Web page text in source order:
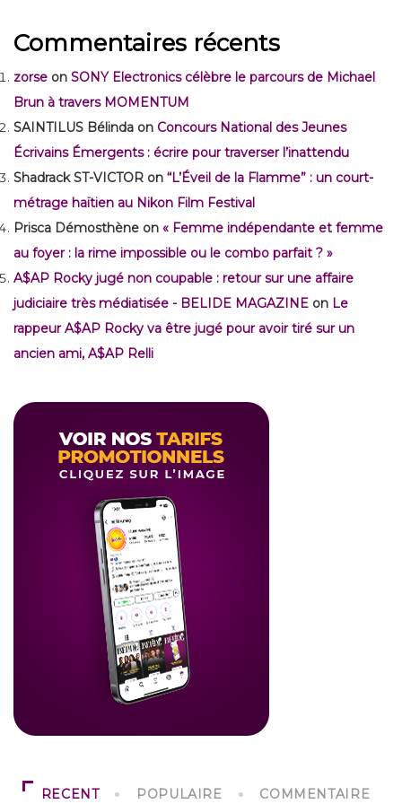
Commentaires récents
zorse on SONY Electronics célèbre le parcours de Michael
Brun à travers MOMENTUM
SAINTILUS Bélinda on Concours National des Jeunes
Écrivains Émergents : écrire pour traverser l’inattendu
Shadrack ST-VICTOR on “L’Éveil de la Flamme” : un court-
métrage haïtien au Nikon Film Festival
Prisca Démosthène on « Femme indépendante et femme
au foyer : la rime impossible ou le combo parfait ? »
A$AP Rocky jugé non coupable : retour sur une affaire
judiciaire très médiatisée - BELIDE MAGAZINE on Le
rappeur A$AP Rocky va être jugé pour avoir tiré sur un
ancien ami, A$AP Relli
RECENT POPULAIRE COMMENTAIRE